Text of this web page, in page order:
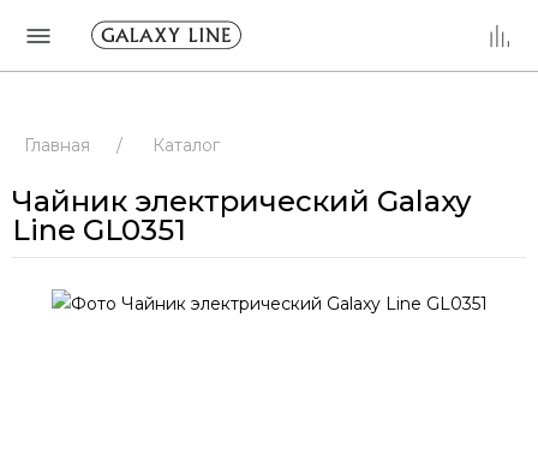
Главная / Каталог
Чайник электрический Galaxy
Line GL0351